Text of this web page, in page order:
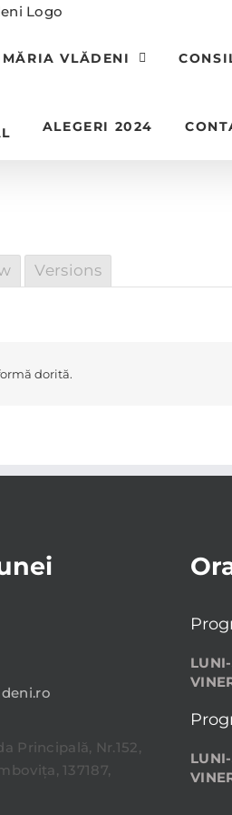
VLĂDENI
ALEGERI 2024
Versions
dorită.
Principală, Nr.152,
137187,